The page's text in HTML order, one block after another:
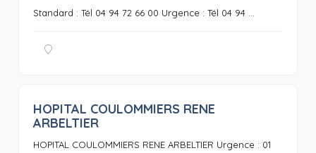
Standard : Tél 04 94 72 66 00 Urgence : Tél 04 94 ...
HOPITAL COULOMMIERS RENE
ARBELTIER
HOPITAL COULOMMIERS RENE ARBELTIER Urgence : 01